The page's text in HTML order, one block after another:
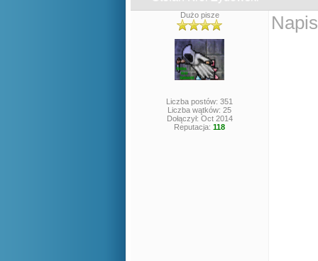
Dużo pisze
Liczba postów: 351
Liczba wątków: 25
Dołączył: Oct 2014
Reputacja: 118